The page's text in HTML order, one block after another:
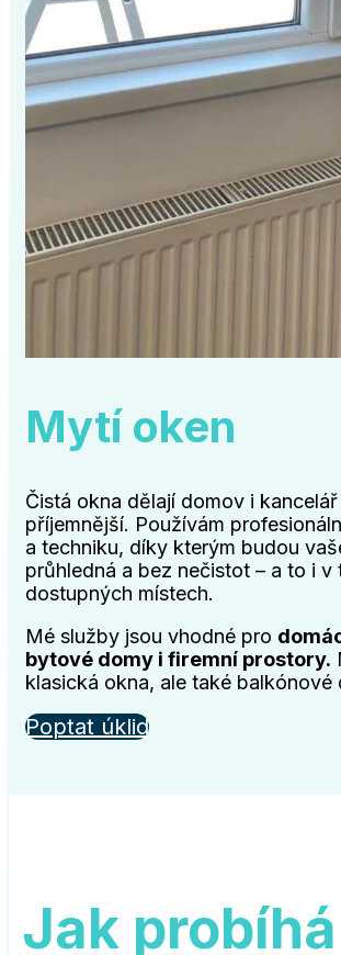
Mytí oken
Čistá okna dělají domov i
příjemnější. Používám
a techniku, díky kterým budou
průhledná a bez nečistot – a to i v
dostupných místech.
Mé služby jsou vhodné pro
bytové domy i firemní prostory.
klasická okna, ale také balkónové
Poptat úklid
Jak